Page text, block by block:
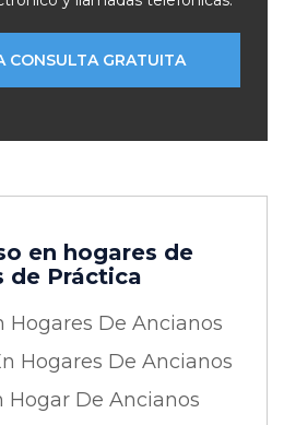
en hogares de
de Práctica
Hogares De Ancianos
Hogares De Ancianos
De Ancianos